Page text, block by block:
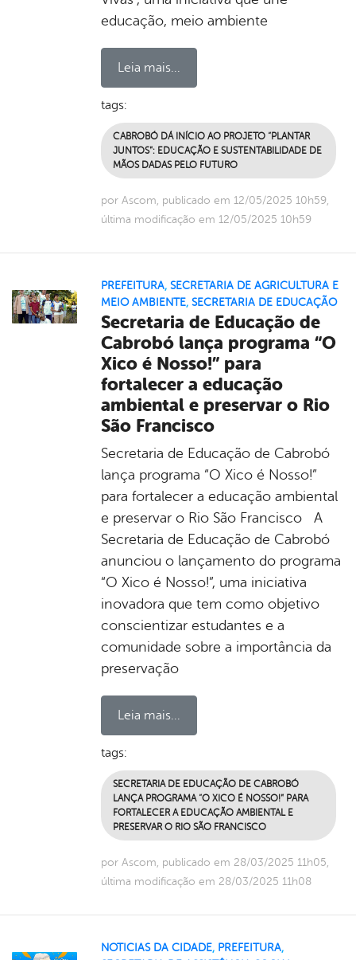
educação, meio ambiente
Leia mais...
tags:
CABROBÓ DÁ INÍCIO AO PROJETO “PLANTAR
JUNTOS”: EDUCAÇÃO E SUSTENTABILIDADE DE
MÃOS DADAS PELO FUTURO
por Ascom, publicado em 12/05/2025 10h59,
última modificação em 12/05/2025 10h59
PREFEITURA, SECRETARIA DE AGRICULTURA E
MEIO AMBIENTE, SECRETARIA DE EDUCAÇÃO
Secretaria de Educação de
Cabrobó lança programa “O
Xico é Nosso!” para
fortalecer a educação
ambiental e preservar o Rio
São Francisco
Secretaria de Educação de Cabrobó
lança programa “O Xico é Nosso!”
para fortalecer a educação ambiental
e preservar o Rio São Francisco A
Secretaria de Educação de Cabrobó
anunciou o lançamento do programa
“O Xico é Nosso!”, uma iniciativa
inovadora que tem como objetivo
conscientizar estudantes e a
comunidade sobre a importância da
preservação
Leia mais...
tags:
SECRETARIA DE EDUCAÇÃO DE CABROBÓ
LANÇA PROGRAMA “O XICO É NOSSO!” PARA
FORTALECER A EDUCAÇÃO AMBIENTAL E
PRESERVAR O RIO SÃO FRANCISCO
por Ascom, publicado em 28/03/2025 11h05,
última modificação em 28/03/2025 11h08
NOTICIAS DA CIDADE, PREFEITURA,